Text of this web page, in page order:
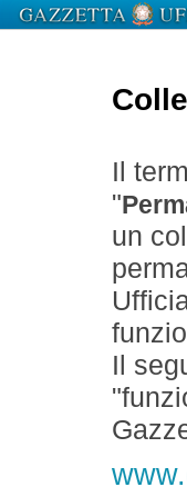
Il
"
un
Il